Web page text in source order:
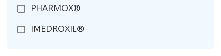
PHARMOX®
IMEDROXIL®